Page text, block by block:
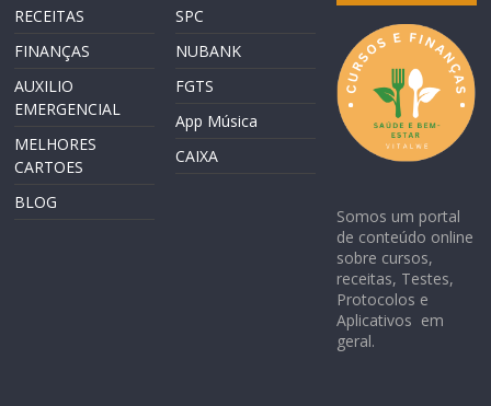
RECEITAS
FINANÇAS
AUXILIO
EMERGENCIAL
MELHORES
CARTOES
BLOG
SPC
NUBANK
FGTS
App Música
CAIXA
Somos um portal
de conteúdo online
sobre cursos,
receitas, Testes,
Protocolos e
Aplicativos em
geral.